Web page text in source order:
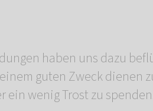
haben uns dazu
guten Zweck dienen
ein wenig Trost zu